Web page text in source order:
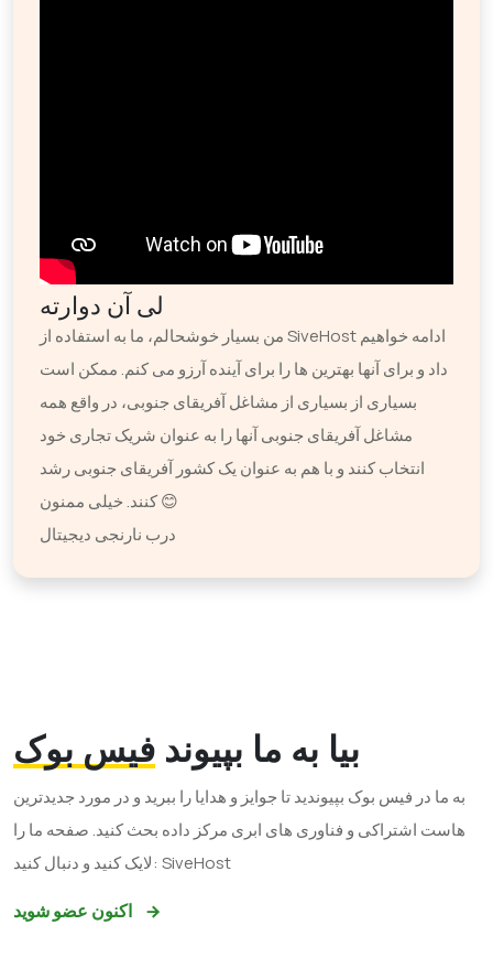
لی آن دوارته
من بسیار خوشحالم، ما به استفاده از SiveHost ادامه خواهیم
داد و برای آنها بهترین ها را برای آینده آرزو می کنم. ممکن است
بسیاری از بسیاری از مشاغل آفریقای جنوبی، در واقع همه
مشاغل آفریقای جنوبی آنها را به عنوان شریک تجاری خود
انتخاب کنند و با هم به عنوان یک کشور آفریقای جنوبی رشد
کنند. خیلی ممنون 😊
درب نارنجی دیجیتال
بیا به ما بپیوند فیس بوک
به ما در فیس بوک بپیوندید تا جوایز و هدایا را ببرید و در مورد جدیدترین
هاست اشتراکی و فناوری های ابری مرکز داده بحث کنید. صفحه ما را
لایک کنید و دنبال کنید: SiveHost